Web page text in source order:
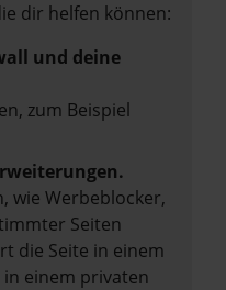
dir helfen können:
und deine
zum Beispiel
wie Werbeblocker,
Seiten
die Seite in einem
einem privaten